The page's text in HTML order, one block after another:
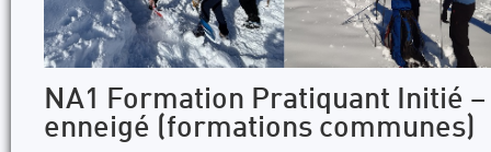
NA1 Formation Pratiquant Initié
enneigé (formations communes)